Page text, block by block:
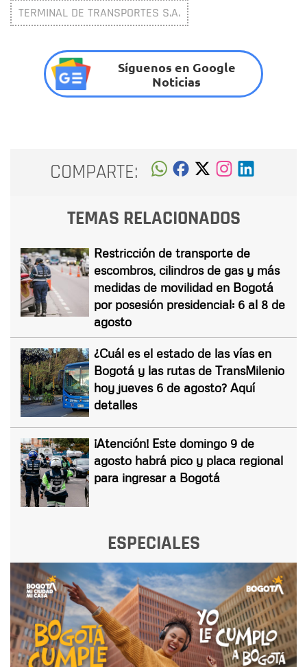
TERMINAL DE TRANSPORTES S.A.
Síguenos en Google
Noticias
COMPARTE:
TEMAS RELACIONADOS
Restricción de transporte de
escombros, cilindros de gas y más
medidas de movilidad en Bogotá
por posesión presidencial: 6 al 8 de
agosto
¿Cuál es el estado de las vías en
Bogotá y las rutas de TransMilenio
hoy jueves 6 de agosto? Aquí
detalles
¡Atención! Este domingo 9 de
agosto habrá pico y placa regional
para ingresar a Bogotá
ESPECIALES